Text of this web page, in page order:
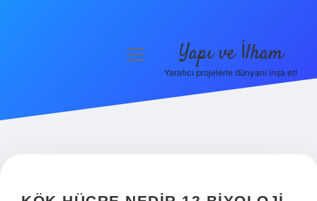
Hakkımızda
menüyü
Yapı ve İlham
Yaratıcı projelerle dünyanı inşa et!